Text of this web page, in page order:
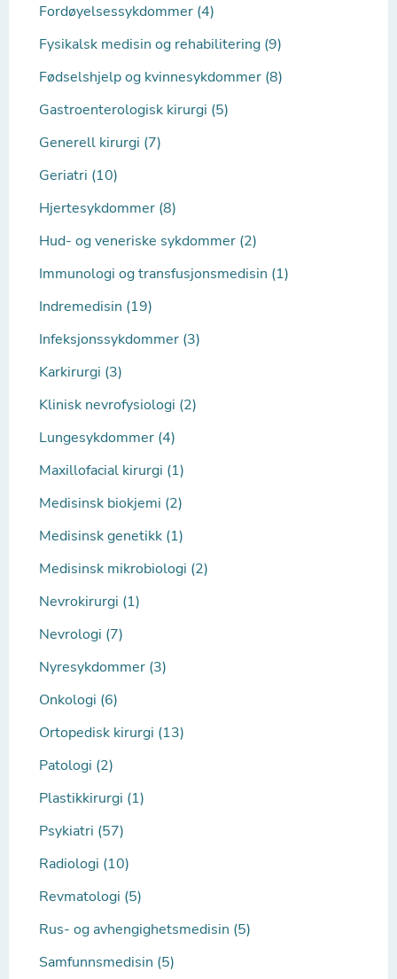
Fordøyelsessykdommer (4)
Fysikalsk medisin og rehabilitering (9)
Fødselshjelp og kvinnesykdommer (8)
Gastroenterologisk kirurgi (5)
Generell kirurgi (7)
Geriatri (10)
Hjertesykdommer (8)
Hud- og veneriske sykdommer (2)
Immunologi og transfusjonsmedisin (1)
Indremedisin (19)
Infeksjonssykdommer (3)
Karkirurgi (3)
Klinisk nevrofysiologi (2)
Lungesykdommer (4)
Maxillofacial kirurgi (1)
Medisinsk biokjemi (2)
Medisinsk genetikk (1)
Medisinsk mikrobiologi (2)
Nevrokirurgi (1)
Nevrologi (7)
Nyresykdommer (3)
Onkologi (6)
Ortopedisk kirurgi (13)
Patologi (2)
Plastikkirurgi (1)
Psykiatri (57)
Radiologi (10)
Revmatologi (5)
Rus- og avhengighetsmedisin (5)
Samfunnsmedisin (5)